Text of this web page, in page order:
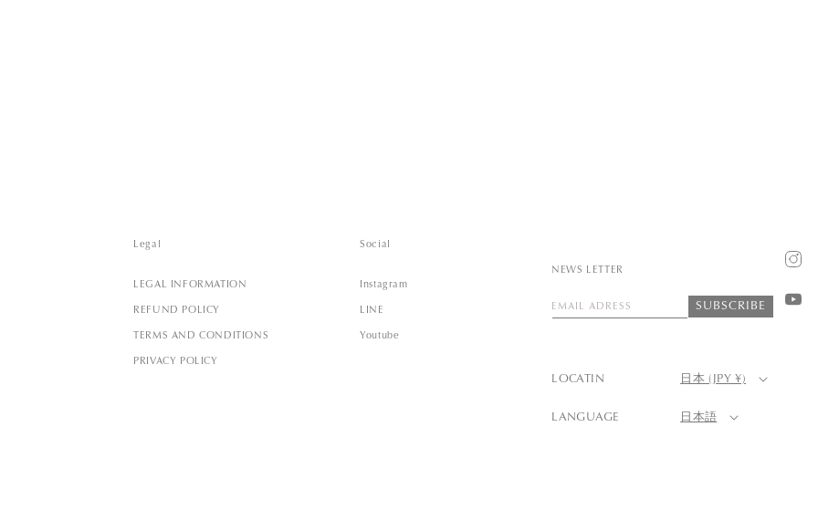
Legal
LEGAL INFORMATION
REFUND POLICY
TERMS AND CONDITIONS
PRIVACY POLICY
Social
Instagram
LINE
Youtube
NEWS LETTER
EMAIL ADRESS SUBSCRIBE
LOCATIN 日本 (JPY ¥)
LANGUAGE 日本語